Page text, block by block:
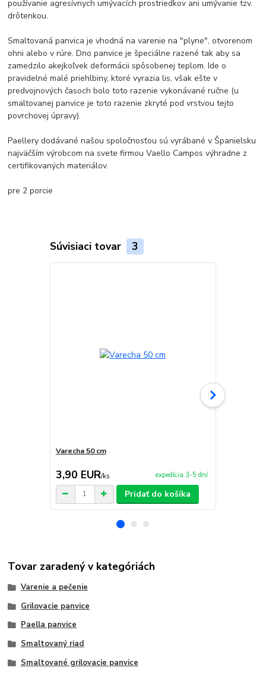
používanie agresívnych umývacích prostriedkov ani umývanie tzv.
drôtenkou.
Smaltovaná panvica je vhodná na varenie na "plyne", otvorenom
ohni alebo v rúre. Dno panvice je špeciálne razené tak aby sa
zamedzilo akejkoľvek deformácii spôsobenej teplom. Ide o
pravidelné malé priehlbiny, ktoré vyrazia lis, však ešte v
predvojnových časoch bolo toto razenie vykonávané ručne (u
smaltovanej panvice je toto razenie zkryté pod vrstvou tejto
povrchovej úpravy).
Paellery dodávané našou spoločnosťou sú vyrábané v Španielsku
najväčším výrobcom na svete firmou Vaello Campos výhradne z
certifikovaných materiálov.
pre 2 porcie
Súvisiaci tovar 3
Varecha 50 cm
3,90 EUR/ks expedícia 3-5 dní
Pridať do košíka
Tovar zaradený v kategóriách
Varenie a pečenie
Grilovacie panvice
Paella panvice
Smaltovaný riad
Smaltované grilovacie panvice